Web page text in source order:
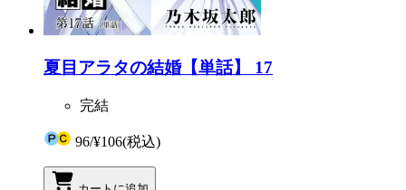
夏目アラタの結婚【単話】 17
完結
96/¥106(税込)